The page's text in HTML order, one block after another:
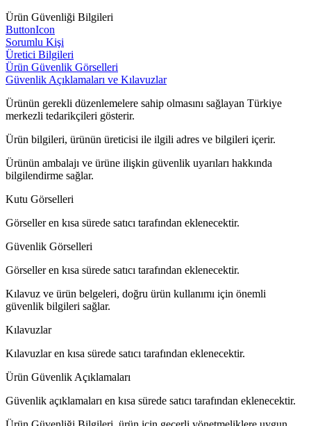
Ürün Güvenliği Bilgileri
ButtonIcon
Sorumlu Kişi
Üretici Bilgileri
Ürün Güvenlik Görselleri
Güvenlik Açıklamaları ve Kılavuzlar
Ürünün gerekli düzenlemelere sahip olmasını sağlayan Türkiye
merkezli tedarikçileri gösterir.
Ürün bilgileri, ürünün üreticisi ile ilgili adres ve bilgileri içerir.
Ürünün ambalajı ve ürüne ilişkin güvenlik uyarıları hakkında
bilgilendirme sağlar.
Kutu Görselleri
Görseller en kısa sürede satıcı tarafından eklenecektir.
Güvenlik Görselleri
Görseller en kısa sürede satıcı tarafından eklenecektir.
Kılavuz ve ürün belgeleri, doğru ürün kullanımı için önemli
güvenlik bilgileri sağlar.
Kılavuzlar
Kılavuzlar en kısa sürede satıcı tarafından eklenecektir.
Ürün Güvenlik Açıklamaları
Güvenlik açıklamaları en kısa sürede satıcı tarafından eklenecektir.